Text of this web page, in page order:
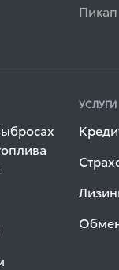
Пикап
УСЛУГИ